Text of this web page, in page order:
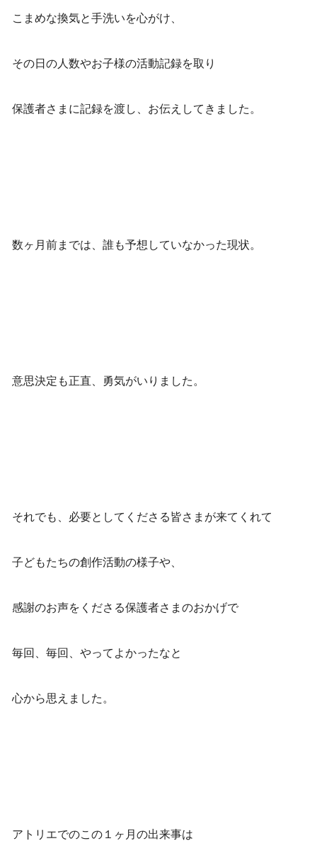
こまめな換気と手洗いを心がけ、
その日の人数やお子様の活動記録を取り
保護者さまに記録を渡し、お伝えしてきました。
数ヶ月前までは、誰も予想していなかった現状。
意思決定も正直、勇気がいりました。
それでも、必要としてくださる皆さまが来てくれて
子どもたちの創作活動の様子や、
感謝のお声をくださる保護者さまのおかげで
毎回、毎回、やってよかったなと
心から思えました。
アトリエでのこの１ヶ月の出来事は